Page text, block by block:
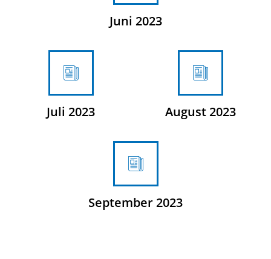
Juni 2023
Juli 2023 August 2023
September 2023